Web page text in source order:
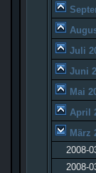
Juli
Juni
Mai
April
März
2008-
2008-